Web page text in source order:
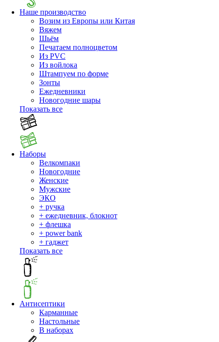
Наше производство
Возим из Европы или Китая
Вяжем
Шьём
Печатаем полноцветом
Из PVC
Из войлока
Штампуем по форме
Зонты
Ежедневники
Новогодние шары
Показать все
Наборы
Велкомпаки
Новогодние
Женские
Мужские
ЭКО
+ ручка
+ ежедневник, блокнот
+ флешка
+ power bank
+ гаджет
Показать все
Антисептики
Карманные
Настольные
В наборах